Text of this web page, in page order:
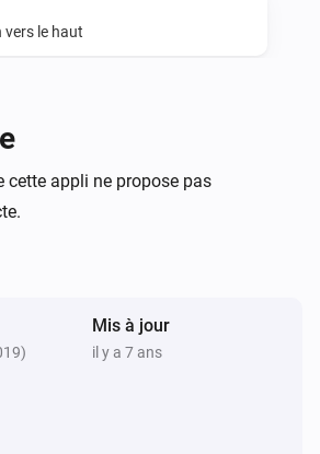
vers le haut
cette appli ne propose pas
Mis à jour
il y a 7 ans